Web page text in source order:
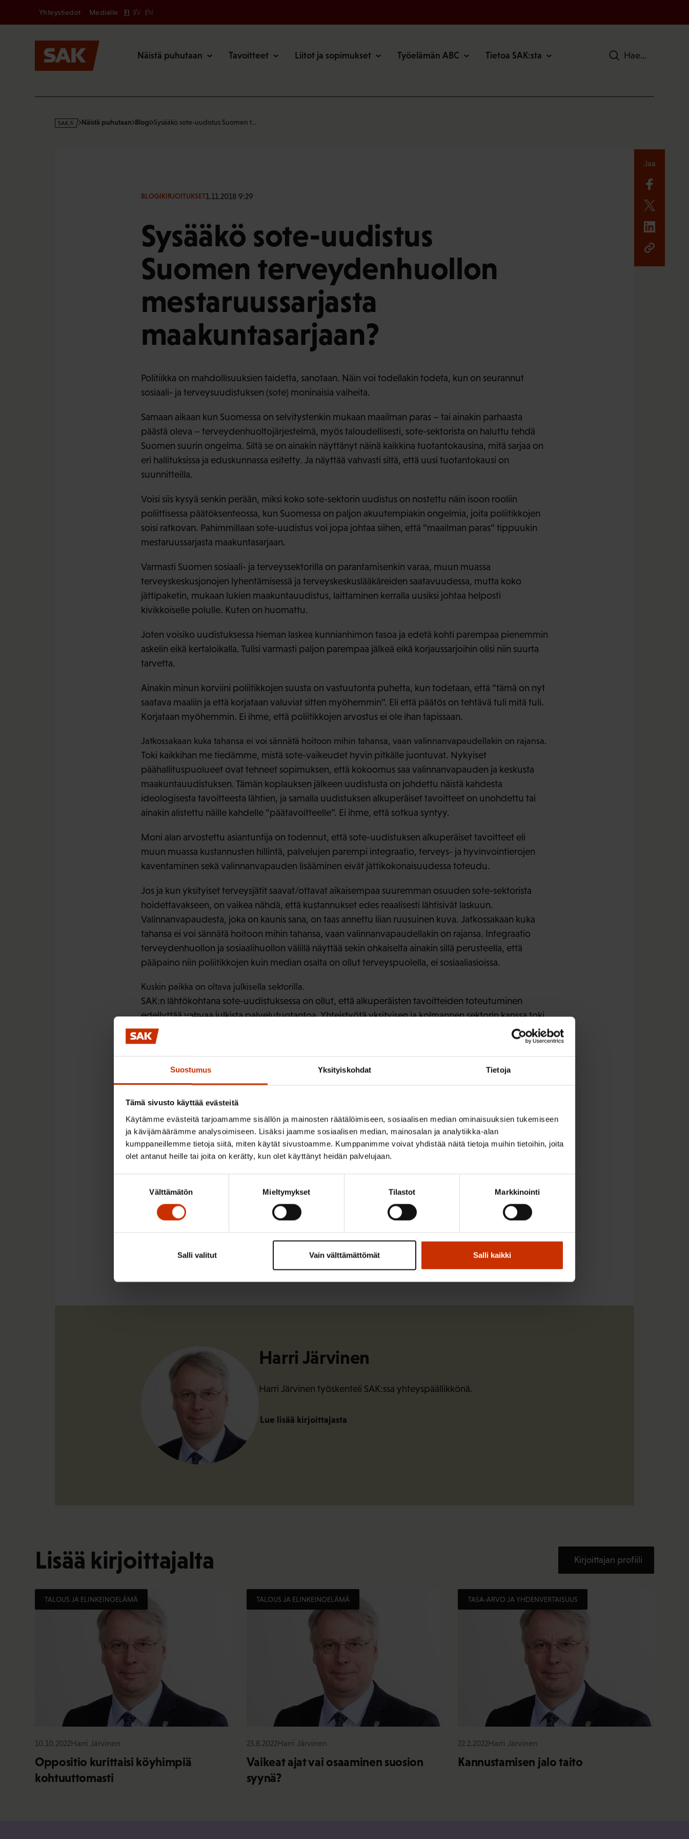
Suostumus Yksityiskohdat Tietoja
Tämä sivusto käyttää evästeitä
Käytämme evästeitä tarjoamamme sisällön ja mainosten räätälöimiseen, sosiaalisen median ominaisuuksien tukemiseen
ja kävijämäärämme analysoimiseen. Lisäksi jaamme sosiaalisen median, mainosalan ja analytiikka-alan
kumppaneillemme tietoja siitä, miten käytät sivustoamme. Kumppanimme voivat yhdistää näitä tietoja muihin tietoihin, joita
olet antanut heille tai joita on kerätty, kun olet käyttänyt heidän palvelujaan.
Välttämätön Mieltymykset Tilastot Markkinointi
Vain välttämättömät
Salli valitut Salli kaikki
Secondary
Yhteystiedot Medialle FI SV EN
Näistä puhutaan Tavoitteet Liitot ja sopimukset Työelämän ABC Tietoa SAK:sta Hae
s
Näistä puhutaan Blogi Sysääkö sote-uudistus Suomen t…
BLOGIKIRJOITUKSET1.11.2018 9:29
Sysääkö sote-uudistus
Suomen terveydenhuollon
mestaruussarjasta
maakuntasarjaan?
Politiikka on mahdollisuuksien taidetta, sanotaan. Näin voi todellakin todeta, kun on seurannut
sosiaali- ja terveysuudistuksen (sote) moninaisia vaiheita.
Samaan aikaan kun Suomessa on selvitystenkin mukaan maailman paras – tai ainakin parhaasta
päästä oleva – terveydenhuoltojärjestelmä, myös taloudellisesti, sote-sektorista on haluttu tehdä
Suomen suurin ongelma. Siltä se on ainakin näyttänyt näinä kaikkina tuotantokausina, mitä sarjaa on
eri hallituksissa ja eduskunnassa esitetty. Ja näyttää vahvasti siltä, että uusi tuotantokausi on
suunnitteilla.
Voisi siis kysyä senkin perään, miksi koko sote-sektorin uudistus on nostettu näin isoon rooliin
poliittisessa päätöksenteossa, kun Suomessa on paljon akuutempiakin ongelmia, joita poliitikkojen
soisi ratkovan. Pahimmillaan sote-uudistus voi jopa johtaa siihen, että ”maailman paras” tippuukin
mestaruussarjasta maakuntasarjaan.
Varmasti Suomen sosiaali- ja terveyssektorilla on parantamisenkin varaa, muun muassa
terveyskeskusjonojen lyhentämisessä ja terveyskeskuslääkäreiden saatavuudessa, mutta koko
jättipaketin, mukaan lukien maakuntauudistus, laittaminen kerralla uusiksi johtaa helposti
kivikkoiselle polulle. Kuten on huomattu.
Joten voisiko uudistuksessa hieman laskea kunnianhimon tasoa ja edetä kohti parempaa pienemmin
askelin eikä kertaloikalla. Tulisi varmasti paljon parempaa jälkeä eikä korjaussarjoihin olisi niin suurta
tarvetta.
Ainakin minun korviini poliitikkojen suusta on vastuutonta puhetta, kun todetaan, että ”tämä on nyt
saatava maaliin ja että korjataan valuviat sitten myöhemmin”. Eli että päätös on tehtävä tuli mitä tuli.
Korjataan myöhemmin. Ei ihme, että poliitikkojen arvostus ei ole ihan tapissaan.
Jatkossakaan kuka tahansa ei voi sännätä hoitoon mihin tahansa, vaan valinnanvapaudellakin on rajansa.
Toki kaikkihan me tiedämme, mistä sote-vaikeudet hyvin pitkälle juontuvat. Nykyiset
päähallituspuolueet ovat tehneet sopimuksen, että kokoomus saa valinnanvapauden ja keskusta
maakuntauudistuksen. Tämän koplauksen jälkeen uudistusta on johdettu näistä kahdesta
ideologisesta tavoitteesta lähtien, ja samalla uudistuksen alkuperäiset tavoitteet on unohdettu tai
ainakin alistettu näille kahdelle ”päätavoitteelle”. Ei ihme, että sotkua syntyy.
Moni alan arvostettu asiantuntija on todennut, että sote-uudistuksen alkuperäiset tavoitteet eli
muun muassa kustannusten hillintä, palvelujen parempi integraatio, terveys- ja hyvinvointierojen
kaventaminen sekä valinnanvapauden lisääminen eivät jättikokonaisuudessa toteudu.
Jos ja kun yksityiset terveysjätit saavat/ottavat aikaisempaa suuremman osuuden sote-sektorista
hoidettavakseen, on vaikea nähdä, että kustannukset edes reaalisesti lähtisivät laskuun.
Valinnanvapaudesta, joka on kaunis sana, on taas annettu liian ruusuinen kuva. Jatkossakaan kuka
tahansa ei voi sännätä hoitoon mihin tahansa, vaan valinnanvapaudellakin on rajansa. Integraatio
terveydenhuollon ja sosiaalihuollon välillä näyttää sekin ohkaiselta ainakin sillä perusteella, että
pääpaino niin poliitikkojen kuin median osalta on ollut terveyspuolella, ei sosiaaliasioissa.
Kuskin paikka on oltava julkisella sektorilla.
SAK:n lähtökohtana sote-uudistuksessa on ollut, että alkuperäisten tavoitteiden toteutuminen
edellyttää vahvaa julkista palvelutuotantoa. Yhteistyötä yksityisen ja kolmannen sektorin kanssa toki
tarvitaan, kuten tähänkin asti, mutta kuskin paikka on oltava julkisella sektorilla.
Jatkossa yksityisen sektorin on kuitenkin oltava avoimempi ja kannettava yhteiskunnallinen
vastuunsa. Avoimuuteen liittyy muun muassa se, että yksityisten palveluntuottajien kustannusten ja
tilinpäätösten on oltava julkisia, kuten julkisella puolella, josta se raha siis yksityiselle puolellekin
valtaosaltaan tulee. Yhteiskuntavastuuseen taas liittyy muun muassa osallistuminen koko sote-
Harri Järvinen
SAK:n yhteyspäällikkö
Kirjoitus on julkaistu ensimmäisen kerran Demokraatissa 1. marraskuuta 2018.
SOSIAALI- JA TERVEYSPALVELUT
Harri Järvinen
Harri Järvinen työskenteli SAK:ssa yhteyspäällikkönä.
Lue lisää kirjoittajasta
Jaa
Lisää kirjoittajalta Kirjoittajan profiili
TALOUS JA ELINKEINOELÄMÄ
10.10.2022Harri Järvinen
Oppositio kurittaisi köyhimpiä
kohtuuttomasti
TALOUS JA ELINKEINOELÄMÄ
23.8.2022Harri Järvinen
Vaikeat ajat vai osaaminen suosion
syynä?
TASA-ARVO JA YHDENVERTAISUUS
22.2.2022Harri Järvinen
Kannustamisen jalo taito